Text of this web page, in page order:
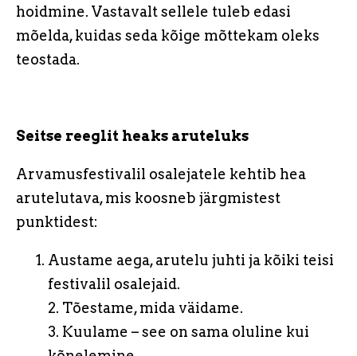
hoidmine. Vastavalt sellele tuleb edasi
mõelda, kuidas seda kõige mõttekam oleks
teostada.
Seitse reeglit heaks aruteluks
Arvamusfestivalil osalejatele kehtib hea
arutelutava, mis koosneb järgmistest
punktidest:
Austame aega, arutelu juhti ja kõiki teisi
festivalil osalejaid.
2. Tõestame, mida väidame.
3. Kuulame – see on sama oluline kui